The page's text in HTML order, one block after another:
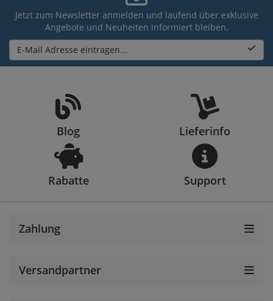
Jetzt zum Newsletter anmelden und laufend über exklusive
Angebote und Neuheiten informiert bleiben.
E-Mail Adresse eintragen...
Blog Lieferinfo
Rabatte Support
Zahlung
Versandpartner